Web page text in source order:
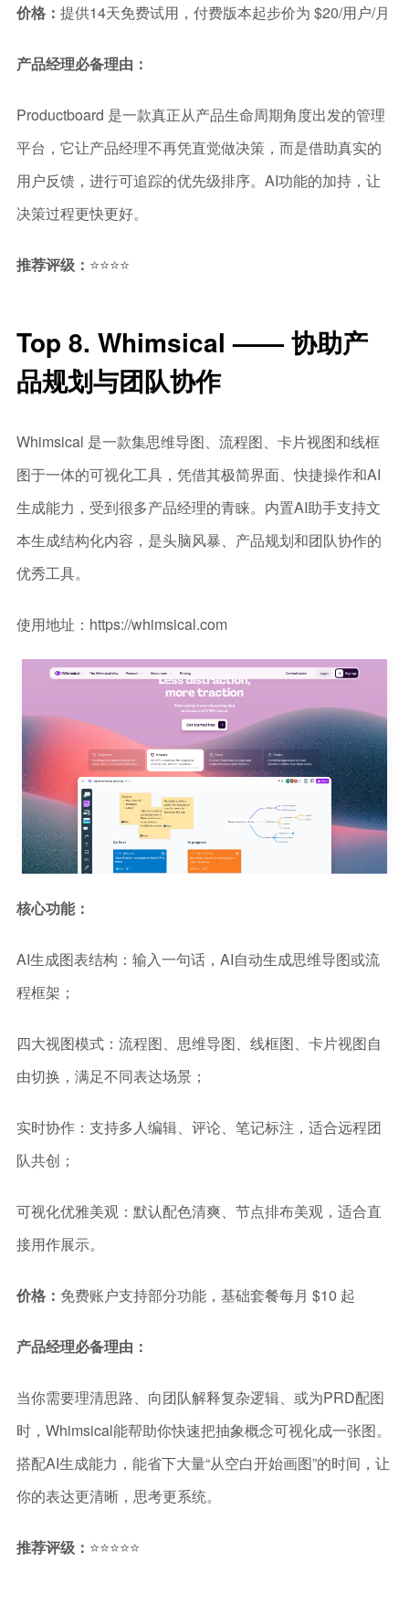
价格： 提供14天免费试用，付费版本起步价为 $20/用户/月
产品经理必备理由：
Productboard 是一款真正从产品生命周期角度出发的管理
平台，它让产品经理不再凭直觉做决策，而是借助真实的
用户反馈，进行可追踪的优先级排序。AI功能的加持，让
决策过程更快更好。
推荐评级： ⭐⭐⭐⭐
Top 8. Whimsical —— 协助产
品规划与团队协作
Whimsical 是一款集思维导图、流程图、卡片视图和线框
图于一体的可视化工具，凭借其极简界面、快捷操作和AI
生成能力，受到很多产品经理的青睐。内置AI助手支持文
本生成结构化内容，是头脑风暴、产品规划和团队协作的
优秀工具。
使用地址：https://whimsical.com
核心功能：
AI生成图表结构：输入一句话，AI自动生成思维导图或流
程框架；
四大视图模式：流程图、思维导图、线框图、卡片视图自
由切换，满足不同表达场景；
实时协作：支持多人编辑、评论、笔记标注，适合远程团
队共创；
可视化优雅美观：默认配色清爽、节点排布美观，适合直
接用作展示。
价格： 免费账户支持部分功能，基础套餐每月 $10 起
产品经理必备理由：
当你需要理清思路、向团队解释复杂逻辑、或为PRD配图
时，Whimsical能帮助你快速把抽象概念可视化成一张图。
搭配AI生成能力，能省下大量“从空白开始画图”的时间，让
你的表达更清晰，思考更系统。
推荐评级： ⭐⭐⭐⭐⭐